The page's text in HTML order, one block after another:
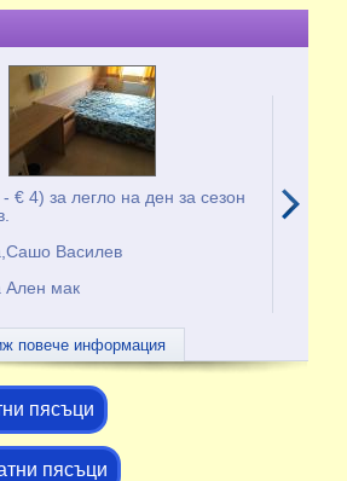
€ 4) за легло на ден за сезон
Василев
Ален мак
повече информация
пясъци
пясъци